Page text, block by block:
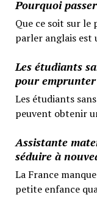
Pourquoi
Que ce soit sur
parler anglais est
Les étudiants
pour
Les étudiants
peuvent obtenir
Assistante
séduire à
La France
petite enfance